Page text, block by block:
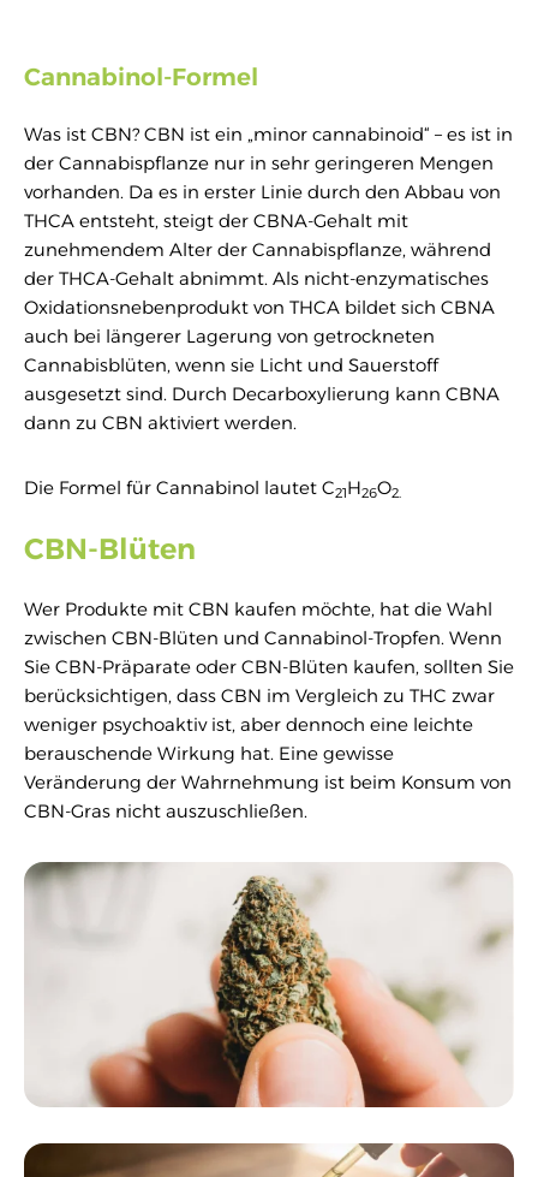
Cannabinol-Formel
Was ist CBN? CBN ist ein „minor cannabinoid“ – es ist in
der Cannabispflanze nur in sehr geringeren Mengen
vorhanden. Da es in erster Linie durch den Abbau von
THCA entsteht, steigt der CBNA-Gehalt mit
zunehmendem Alter der Cannabispflanze, während
der THCA-Gehalt abnimmt. Als nicht-enzymatisches
Oxidationsnebenprodukt von THCA bildet sich CBNA
auch bei längerer Lagerung von getrockneten
Cannabisblüten, wenn sie Licht und Sauerstoff
ausgesetzt sind. Durch Decarboxylierung kann CBNA
dann zu CBN aktiviert werden.
Die Formel für Cannabinol lautet C21H26O2.
CBN-Blüten
Wer Produkte mit CBN kaufen möchte, hat die Wahl
zwischen CBN-Blüten und Cannabinol-Tropfen. Wenn
Sie CBN-Präparate oder CBN-Blüten kaufen, sollten Sie
berücksichtigen, dass CBN im Vergleich zu THC zwar
weniger psychoaktiv ist, aber dennoch eine leichte
berauschende Wirkung hat. Eine gewisse
Veränderung der Wahrnehmung ist beim Konsum von
CBN-Gras nicht auszuschließen.